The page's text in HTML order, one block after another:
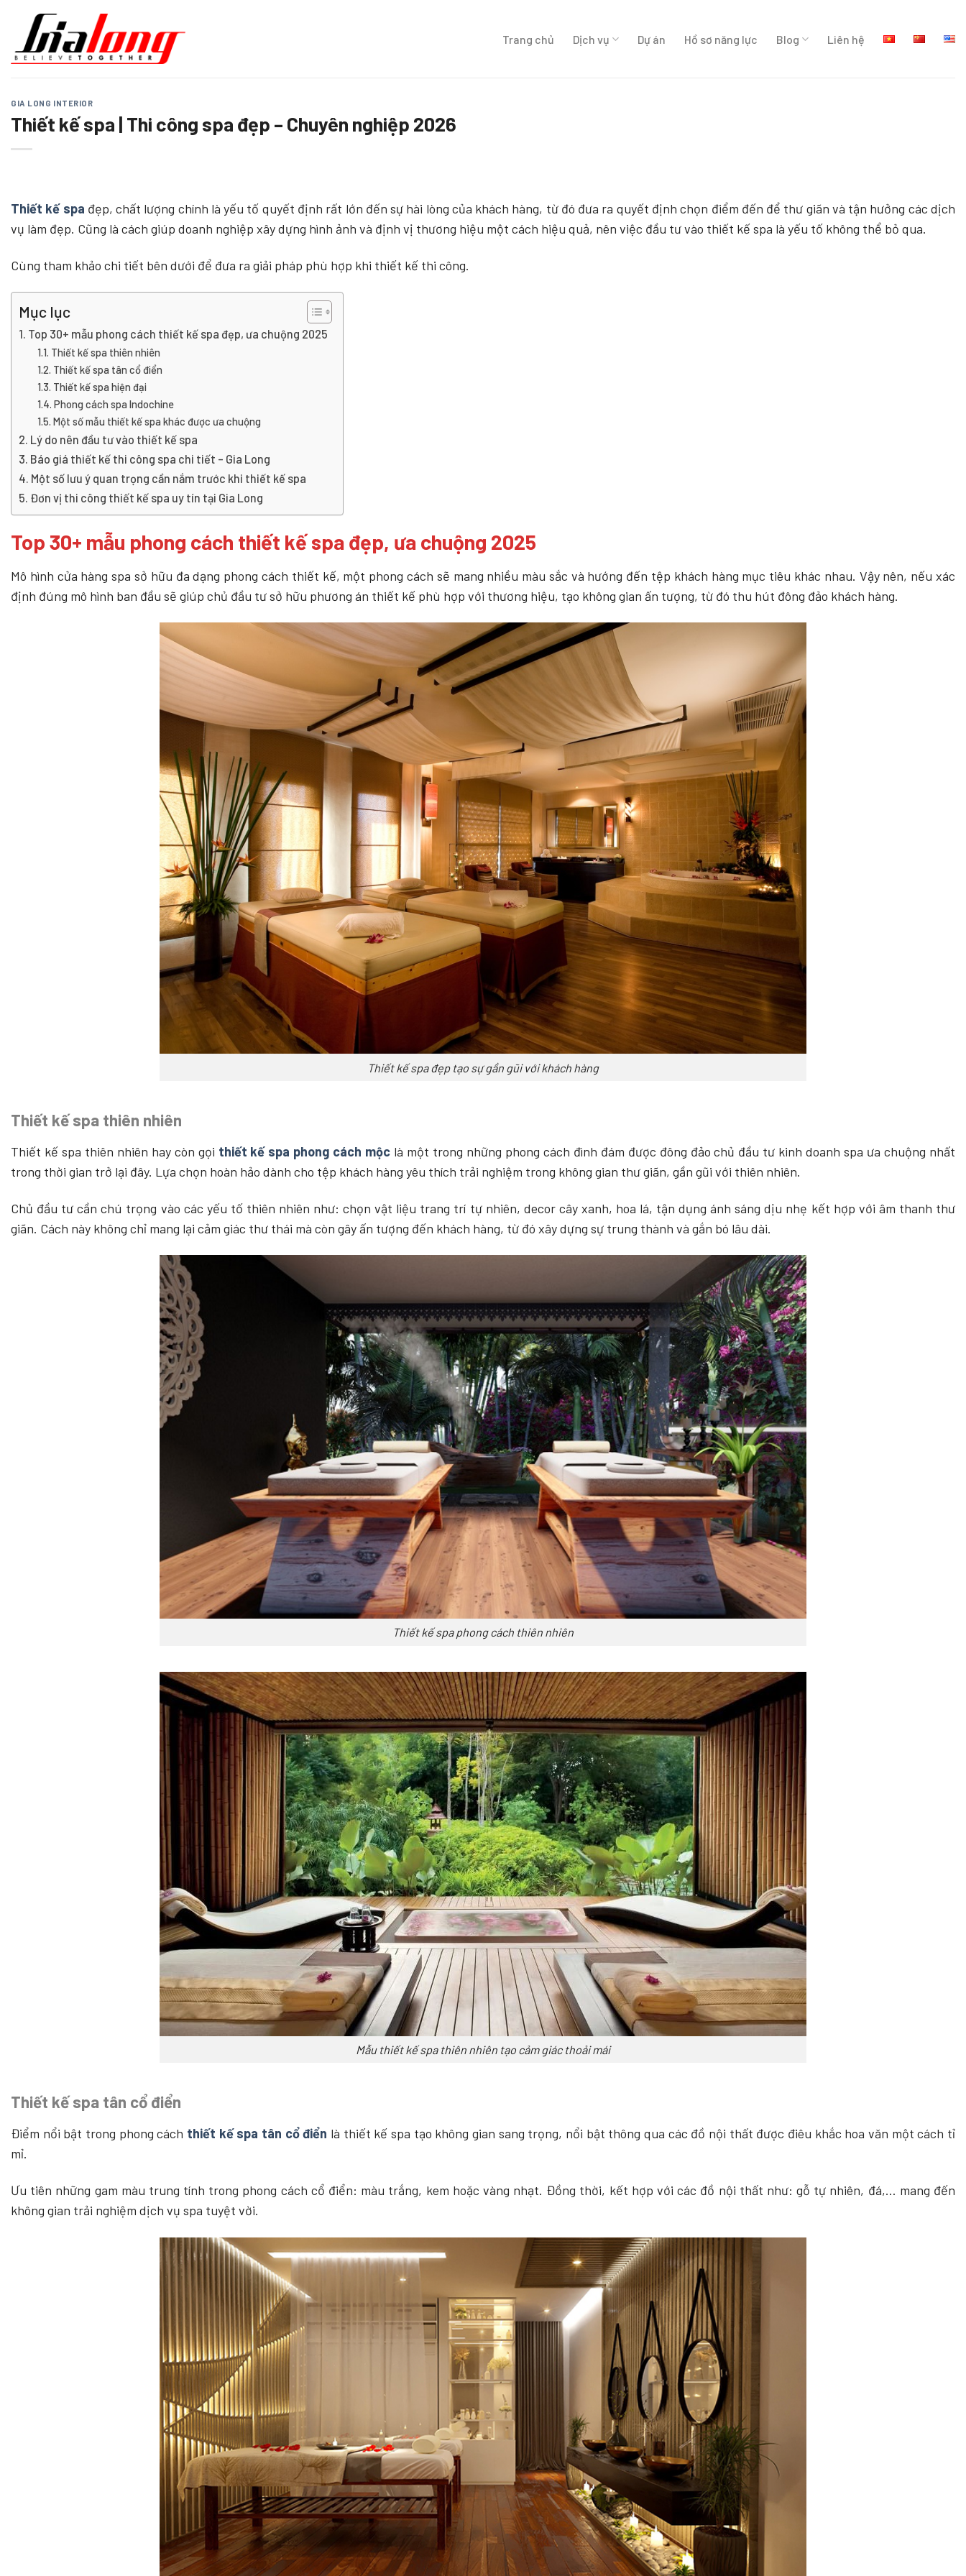
dung
Trang chủ Dịch vụ Dự án Hồ sơ năng lực Blog Liên hệ
GIA LONG INTERIOR
Thiết kế spa | Thi công spa đẹp – Chuyên nghiệp 2026
Thiết kế spa đẹp, chất lượng chính là yếu tố quyết định rất lớn đến sự hài lòng của khách hàng, từ đó đưa ra quyết định chọn điểm đến để thư giãn và tận hưởng các dịch
vụ làm đẹp. Cũng là cách giúp doanh nghiệp xây dựng hình ảnh và định vị thương hiệu một cách hiệu quả, nên việc đầu tư vào thiết kế spa là yếu tố không thể bỏ qua.
Cùng tham khảo chi tiết bên dưới để đưa ra giải pháp phù hợp khi thiết kế thi công.
Mục lục
Top 30+ mẫu phong cách thiết kế spa đẹp, ưa chuộng 2025
Thiết kế spa thiên nhiên
Thiết kế spa tân cổ điển
Thiết kế spa hiện đại
Phong cách spa Indochine
Một số mẫu thiết kế spa khác được ưa chuộng
Lý do nên đầu tư vào thiết kế spa
Báo giá thiết kế thi công spa chi tiết – Gia Long
Một số lưu ý quan trọng cần nắm trước khi thiết kế spa
Đơn vị thi công thiết kế spa uy tín tại Gia Long
Top 30+ mẫu phong cách thiết kế spa đẹp, ưa chuộng 2025
Mô hình cửa hàng spa sở hữu đa dạng phong cách thiết kế, một phong cách sẽ mang nhiều màu sắc và hướng đến tệp khách hàng mục tiêu khác nhau. Vậy nên, nếu xác
định đúng mô hình ban đầu sẽ giúp chủ đầu tư sở hữu phương án thiết kế phù hợp với thương hiệu, tạo không gian ấn tượng, từ đó thu hút đông đảo khách hàng.
Thiết kế spa đẹp tạo sự gần gũi với khách hàng
Thiết kế spa thiên nhiên
Thiết kế spa thiên nhiên hay còn gọi thiết kế spa phong cách mộc là một trong những phong cách đình đám được đông đảo chủ đầu tư kinh doanh spa ưa chuộng nhất
trong thời gian trở lại đây. Lựa chọn hoàn hảo dành cho tệp khách hàng yêu thích trải nghiệm trong không gian thư giãn, gần gũi với thiên nhiên.
Chủ đầu tư cần chú trọng vào các yếu tố thiên nhiên như: chọn vật liệu trang trí tự nhiên, decor cây xanh, hoa lá, tận dụng ánh sáng dịu nhẹ kết hợp với âm thanh thư
giãn. Cách này không chỉ mang lại cảm giác thư thái mà còn gây ấn tượng đến khách hàng, từ đó xây dựng sự trung thành và gắn bó lâu dài.
Thiết kế spa phong cách thiên nhiên
Mẫu thiết kế spa thiên nhiên tạo cảm giác thoải mái
Thiết kế spa tân cổ điển
Điểm nổi bật trong phong cách thiết kế spa tân cổ điển là thiết kế spa tạo không gian sang trọng, nổi bật thông qua các đồ nội thất được điêu khắc hoa văn một cách tỉ
mỉ.
Ưu tiên những gam màu trung tính trong phong cách cổ điển: màu trắng, kem hoặc vàng nhạt. Đồng thời, kết hợp với các đồ nội thất như: gỗ tự nhiên, đá,… mang đến
không gian trải nghiệm dịch vụ spa tuyệt vời.